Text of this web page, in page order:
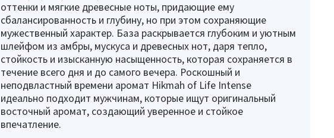
оттенки и мягкие древесные ноты, придающие ему
сбалансированность и глубину, но при этом сохраняющие
мужественный характер. База раскрывается глубоким и уютным
шлейфом из амбры, мускуса и древесных нот, даря тепло,
стойкость и изысканную насыщенность, которая сохраняется в
течение всего дня и до самого вечера. Роскошный и
неподвластный времени аромат Hikmah of Life Intense
идеально подходит мужчинам, которые ищут оригинальный
восточный аромат, создающий уверенное и стойкое
впечатление.